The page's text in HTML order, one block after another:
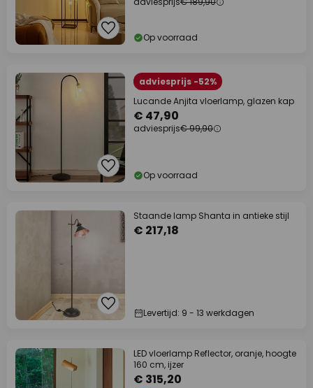
Op voorraad
adviesprijs -52%
Lucande Anjita vloerlamp, glazen kap
€ 47,90
adviesprijs€ 99,90
Op voorraad
Staande lamp Shanta in antieke stijl
€ 217,18
Levertijd: 9 - 13 werkdagen
LED vloerlamp Reflector, oranje, hoogte
160 cm, ijzer
€ 315,20